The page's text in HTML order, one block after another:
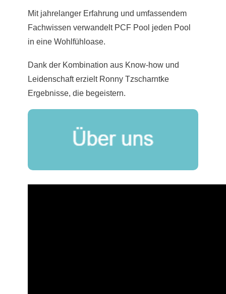
Mit jahrelanger Erfahrung und umfassendem
Fachwissen verwandelt PCF Pool jeden Pool
in eine Wohlfühloase.
Dank der Kombination aus Know-how und
Leidenschaft erzielt Ronny Tzscharntke
Ergebnisse, die begeistern.